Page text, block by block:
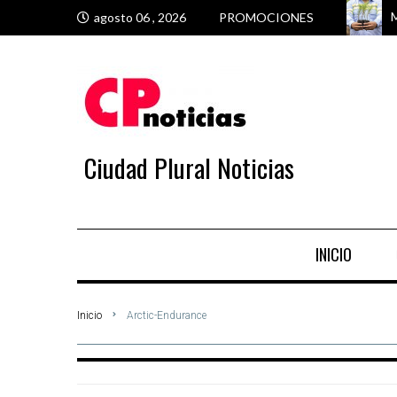
agosto 06 , 2026 PROMOCIONES
Ciudad Plural Noticias
INICIO
Inicio Arctic-Endurance